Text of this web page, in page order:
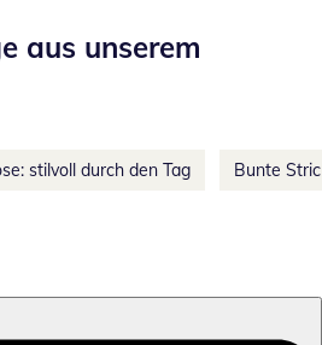
aus unserem
stilvoll durch den Tag Bunte